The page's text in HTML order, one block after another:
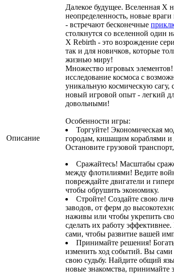
Описание
Далекое будущее. Вселенная Х
неопределенность, новые
- встречают бесконечные
столкнутся со вселенной один
X Rebirth - это возрождение
так и для новичков, которые
жизнью миру!
Множество игровых элементов!
исследование космоса с
уникальную космическую сагу,
новый игровой опыт - легкий
довольными!
Особенности игры:
Торгуйте! Экономическая
городам, кишащим кораблями и
Остановите грузовой
Сражайтесь! Масштабы
между флотилиями! Ведите
повреждайте двигатели и
чтобы обрушить экономику.
Стройте! Создайте свою
заводов, от ферм до
наживы или чтобы укрепить
сделать их работу
сами, чтобы развитие вашей
Принимайте решения!
изменить ход событий. Вы сами
свою судьбу. Найдите общий
новые знакомства, принимайте